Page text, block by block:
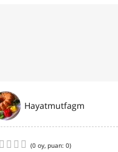
Hayatmutfagm
(0 oy, puan: 0)